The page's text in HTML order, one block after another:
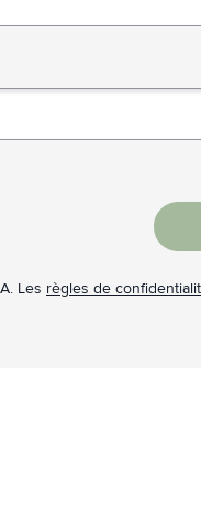
menu pour la
menu pour la
menu pour la
Les règles de